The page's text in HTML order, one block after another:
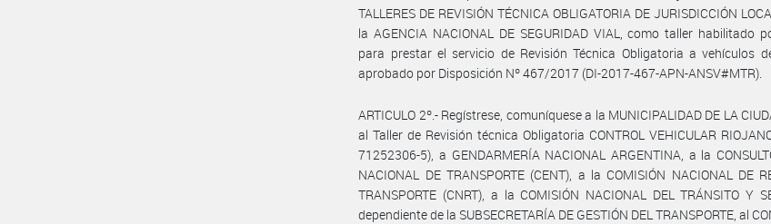
TALLERES DE REVISIÓN TÉCNICA OBLIGATORIA DE JURISDICCIÓN
la AGENCIA NACIONAL DE SEGURIDAD VIAL, como taller habilitado
para prestar el servicio de Revisión Técnica Obligatoria a vehículos
aprobado por Disposición Nº 467/2017 (DI-2017-467-APN-ANSV#MTR).
ARTICULO 2º.- Regístrese, comuníquese a la MUNICIPALIDAD DE LA
al Taller de Revisión técnica Obligatoria CONTROL VEHICULAR
71252306-5), a GENDARMERÍA NACIONAL ARGENTINA, a la
NACIONAL DE TRANSPORTE (CENT), a la COMISIÓN NACIONAL DE
TRANSPORTE (CNRT), a la COMISIÓN NACIONAL DEL TRÁNSITO Y
dependiente de la SUBSECRETARÍA DE GESTIÓN DEL TRANSPORTE, al